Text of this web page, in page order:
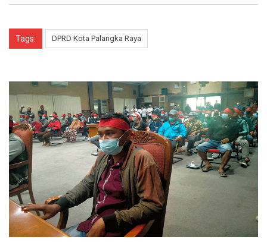
Tags: DPRD Kota Palangka Raya